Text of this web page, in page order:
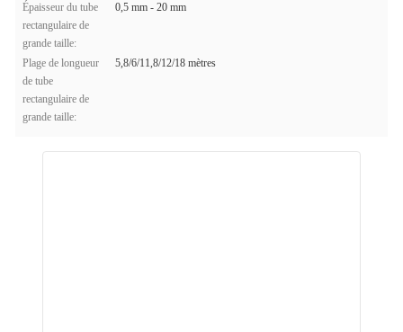
Épaisseur du tube
rectangulaire de
grande taille:
0,5 mm - 20 mm
Plage de longueur
de tube
rectangulaire de
grande taille:
5,8/6/11,8/12/18 mètres